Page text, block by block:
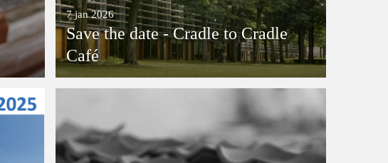
Save the date - Cradle to Cradle
Café
7 jan 2026